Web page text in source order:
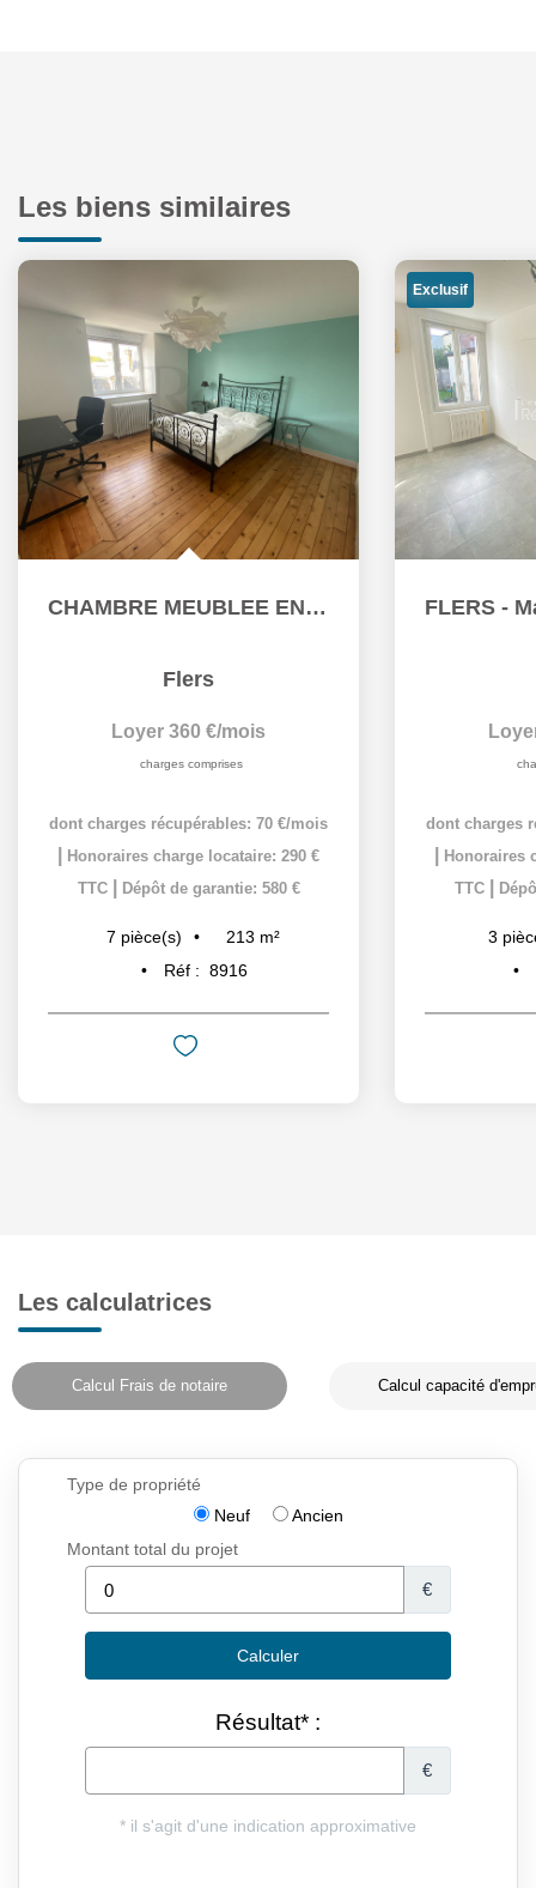
Les biens similaires
CHAMBRE MEUBLEE EN COLOCATION
Flers
Loyer 360 €/mois
charges comprises
dont charges récupérables: 70 €/mois
Honoraires charge locataire: 290 €
TTC
Dépôt de garantie: 580 €
7 pièce(s) 213 m²
Réf : 8916
Exclusif
dont charges
Honoraires
TTC
3
Les calculatrices
Calcul Frais de notaire Calcul capacité